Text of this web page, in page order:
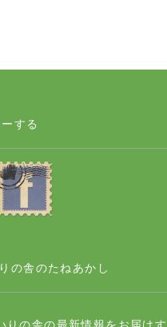
する
の舎のたねあかし